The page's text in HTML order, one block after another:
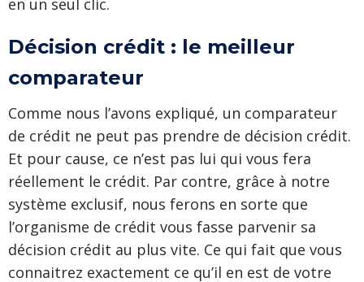
Décision crédit : le meilleur
comparateur
Comme nous l’avons expliqué, un comparateur
de crédit ne peut pas prendre de décision crédit.
Et pour cause, ce n’est pas lui qui vous fera
réellement le crédit. Par contre, grâce à notre
système exclusif, nous ferons en sorte que
l’organisme de crédit vous fasse parvenir sa
décision crédit au plus vite. Ce qui fait que vous
connaitrez exactement ce qu’il en est de votre